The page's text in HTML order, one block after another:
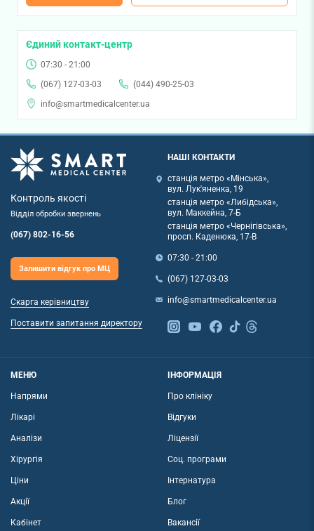
Єдиний контакт-центр
07:30 - 21:00
(067) 127-03-03
(044) 490-25-03
info@smartmedicalcenter.ua
Контроль якості
Відділ обробки звернень
(067) 802-16-56
Залишити відгук про МЦ
Скарга керівництву
Поставити запитання директору
НАШІ КОНТАКТИ
станція метро «Мінська»,
вул. Лук'яненка, 19
станція метро «Либідська»,
вул. Маккейна, 7-Б
станція метро «Чернігівська»,
просп. Каденюка, 17-В
07:30 - 21:00
(067) 127-03-03
info@smartmedicalcenter.ua
МЕНЮ
Напрями
Лікарі
Аналізи
Хірургія
Ціни
Акції
Кабінет
ІНФОРМАЦІЯ
Про клініку
Відгуки
Ліцензії
Соц. програми
Інтернатура
Блог
Вакансії